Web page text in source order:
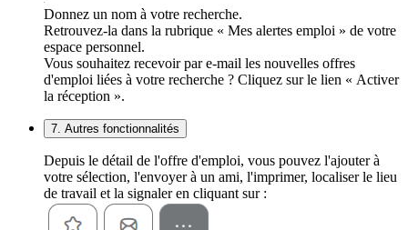
Donnez un nom à votre recherche.
Retrouvez-la dans la rubrique « Mes alertes emploi » de votre
espace personnel.
Vous souhaitez recevoir par e-mail les nouvelles offres
d'emploi liées à votre recherche ? Cliquez sur le lien « Activer
la réception ».
7. Autres fonctionnalités
Depuis le détail de l'offre d'emploi, vous pouvez l'ajouter à
votre sélection, l'envoyer à un ami, l'imprimer, localiser le lieu
de travail et la signaler en cliquant sur :